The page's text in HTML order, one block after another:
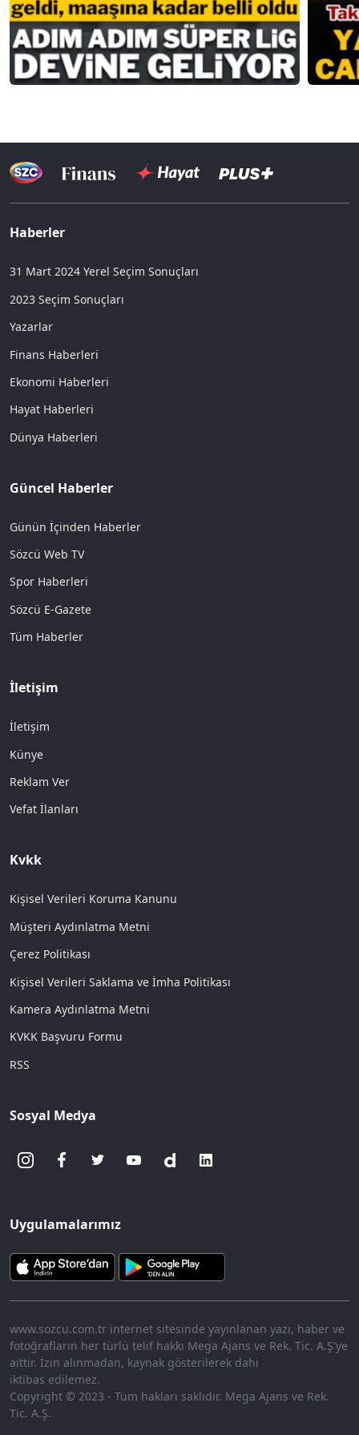
Haberler
31 Mart 2024 Yerel Seçim Sonuçları
2023 Seçim Sonuçları
Yazarlar
Finans Haberleri
Ekonomi Haberleri
Hayat Haberleri
Dünya Haberleri
Güncel Haberler
Günün İçinden Haberler
Sözcü Web TV
Spor Haberleri
Sözcü E-Gazete
Tüm Haberler
İletişim
İletişim
Künye
Reklam Ver
Vefat İlanları
Kvkk
Kişisel Verileri Koruma Kanunu
Müşteri Aydınlatma Metni
Çerez Politikası
Kişisel Verileri Saklama ve İmha Politikası
Kamera Aydınlatma Metni
KVKK Başvuru Formu
RSS
Sosyal Medya
Uygulamalarımız
www.sozcu.com.tr internet sitesinde yayınlanan yazı, haber ve
fotoğrafların her türlü telif hakkı Mega Ajans ve Rek. Tic. A.Ş'ye
aittir. İzin alınmadan, kaynak gösterilerek dahi
iktibas edilemez.
Copyright © 2023 - Tüm hakları saklıdır. Mega Ajans ve Rek.
Tic. A.Ş.